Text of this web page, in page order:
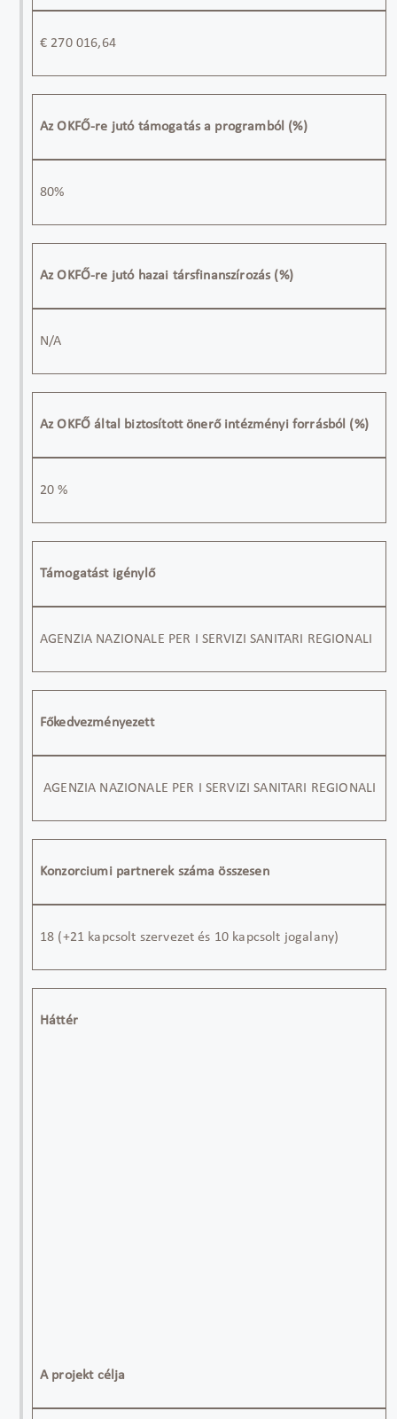
€ 270 016,64
Az OKFŐ-re jutó támogatás a programból (%)
80%
Az OKFŐ-re jutó hazai társfinanszírozás (%)
N/A
Az OKFŐ által biztosított önerő intézményi forrásból (%)
20 %
Támogatást igénylő
AGENZIA NAZIONALE PER I SERVIZI SANITARI REGIONALI
Főkedvezményezett
AGENZIA NAZIONALE PER I SERVIZI SANITARI REGIONALI
Konzorciumi partnerek száma összesen
18 (+21 kapcsolt szervezet és 10 kapcsolt jogalany)
Háttér
A projekt célja